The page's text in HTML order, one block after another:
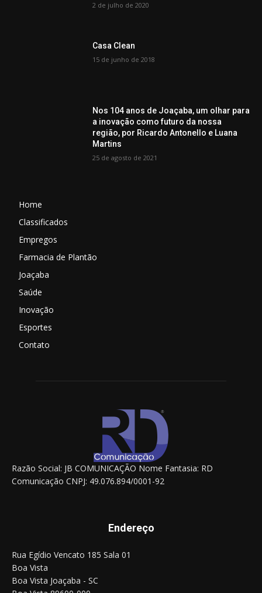
2 de julho de 2020
Casa Clean
15 de junho de 2018
Nos 104 anos de Joaçaba, um olhar para
a inovação como futuro da nossa
região, por Ricardo Antonello e Luana
Martins
25 de agosto de 2021
Home
Classificados
Empregos
Farmacia de Plantão
Joaçaba
Saúde
Inovação
Esportes
Contato
Razão Social: JB COMUNICAÇÃO Nome Fantasia: RD
Comunicação CNPJ: 49.076.894/0001-92
Endereço
Rua Egídio Vencato 185 Sala 01
Boa Vista
Boa Vista Joaçaba - SC